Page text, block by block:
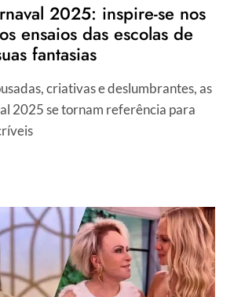
2025: inspire-se nos
ensaios das escolas de
fantasias
criativas e deslumbrantes, as
2025 se tornam referência para